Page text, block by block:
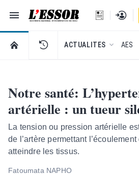
Navigation
L'Essor - retour à la une
Se
RETOUR À LA PAGE D’ACCUEIL DE
ACTUALITES AES
Notre santé:
artérielle : un tueur
La tension ou pression artérielle
de l’artère permettant
atteindre les tissus.
Fatoumata NAPHO